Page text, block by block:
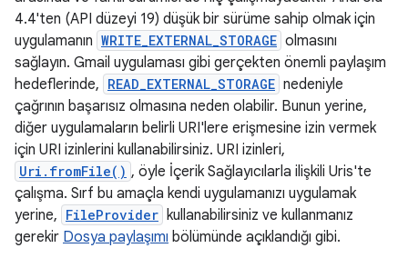
4.4'ten (API düzeyi 19) düşük bir sürüme sahip olmak için
uygulamanın WRITE_EXTERNAL_STORAGE olmasını
sağlayın. Gmail uygulaması gibi gerçekten önemli paylaşım
hedeflerinde, READ_EXTERNAL_STORAGE nedeniyle
çağrının başarısız olmasına neden olabilir. Bunun yerine,
diğer uygulamaların belirli URI'lere erişmesine izin vermek
için URI izinlerini kullanabilirsiniz. URI izinleri,
Uri.fromFile() , öyle İçerik Sağlayıcılarla ilişkili Uris'te
çalışma. Sırf bu amaçla kendi uygulamanızı uygulamak
yerine, FileProvider kullanabilirsiniz ve kullanmanız
gerekir Dosya paylaşımı bölümünde açıklandığı gibi.